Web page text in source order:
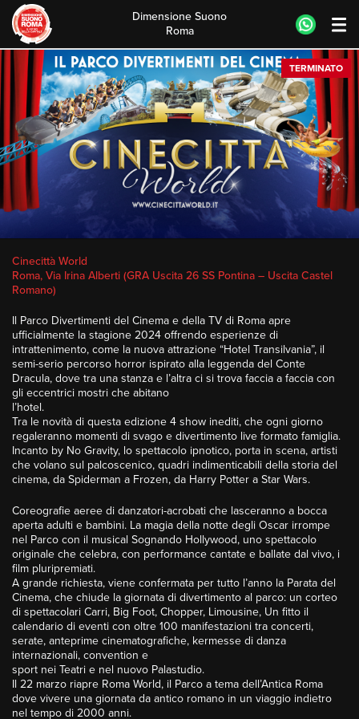
Skip
to
content
Dimensione Suono
Roma
TERMINATO
Cinecittà World
Roma, Via Irina Alberti (GRA Uscita 26 SS Pontina – Uscita Castel
Romano)
Il Parco Divertimenti del Cinema e della TV di Roma apre
ufficialmente la stagione 2024 offrendo esperienze di
intrattenimento, come la nuova attrazione “Hotel Transilvania”, il
semi-serio percorso horror ispirato alla leggenda del Conte
Dracula, dove tra una stanza e l’altra ci si trova faccia a faccia con
gli eccentrici mostri che abitano
l’hotel.
Tra le novità di questa edizione 4 show inediti, che ogni giorno
regaleranno momenti di svago e divertimento live formato famiglia.
Incanto by No Gravity, lo spettacolo ipnotico, porta in scena, artisti
che volano sul palcoscenico, quadri indimenticabili della storia del
cinema, da Spiderman a Frozen, da Harry Potter a Star Wars.
Coreografie aeree di danzatori-acrobati che lasceranno a bocca
aperta adulti e bambini. La magia della notte degli Oscar irrompe
nel Parco con il musical Sognando Hollywood, uno spettacolo
originale che celebra, con performance cantate e ballate dal vivo, i
film pluripremiati.
A grande richiesta, viene confermata per tutto l’anno la Parata del
Cinema, che chiude la giornata di divertimento al parco: un corteo
di spettacolari Carri, Big Foot, Chopper, Limousine, Un fitto il
calendario di eventi con oltre 100 manifestazioni tra concerti,
serate, anteprime cinematografiche, kermesse di danza
internazionali, convention e
sport nei Teatri e nel nuovo Palastudio.
Il 22 marzo riapre Roma World, il Parco a tema dell’Antica Roma
dove vivere una giornata da antico romano in un viaggio indietro
nel tempo di 2000 anni.